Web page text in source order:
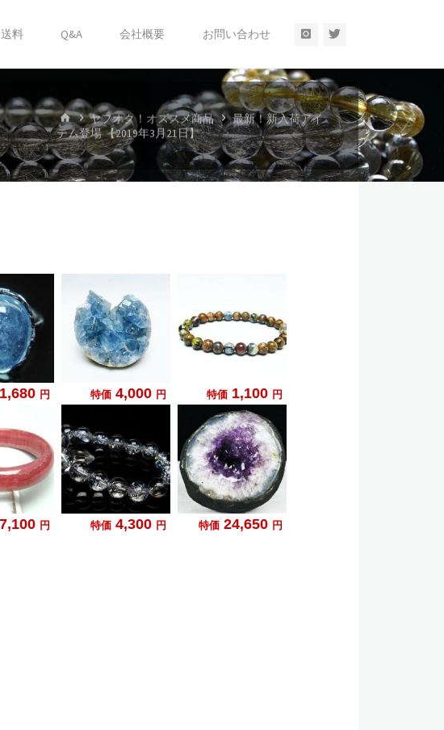
送料 Q&A 会社概要 お問い合わせ
ホ
ー
ム
ヤフオク！オススメ商品
最新！新入荷アイ
テム登場 【2019年3月21日】